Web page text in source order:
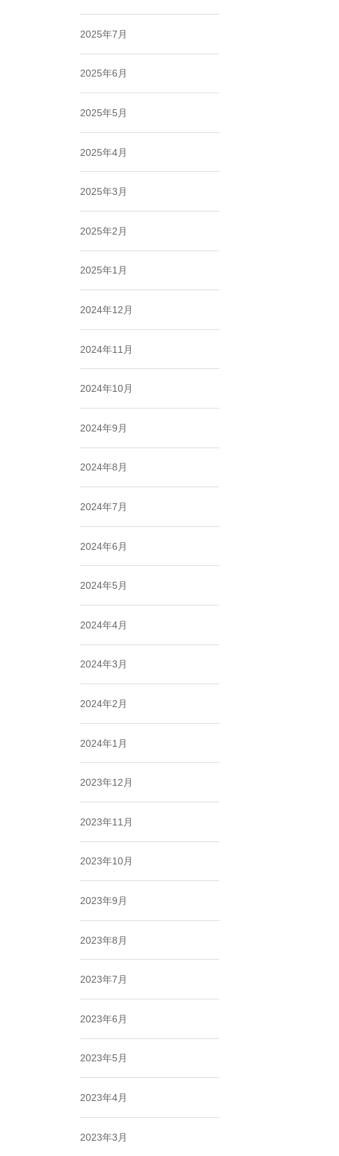
2025年7月
2025年6月
2025年5月
2025年4月
2025年3月
2025年2月
2025年1月
2024年12月
2024年11月
2024年10月
2024年9月
2024年8月
2024年7月
2024年6月
2024年5月
2024年4月
2024年3月
2024年2月
2024年1月
2023年12月
2023年11月
2023年10月
2023年9月
2023年8月
2023年7月
2023年6月
2023年5月
2023年4月
2023年3月